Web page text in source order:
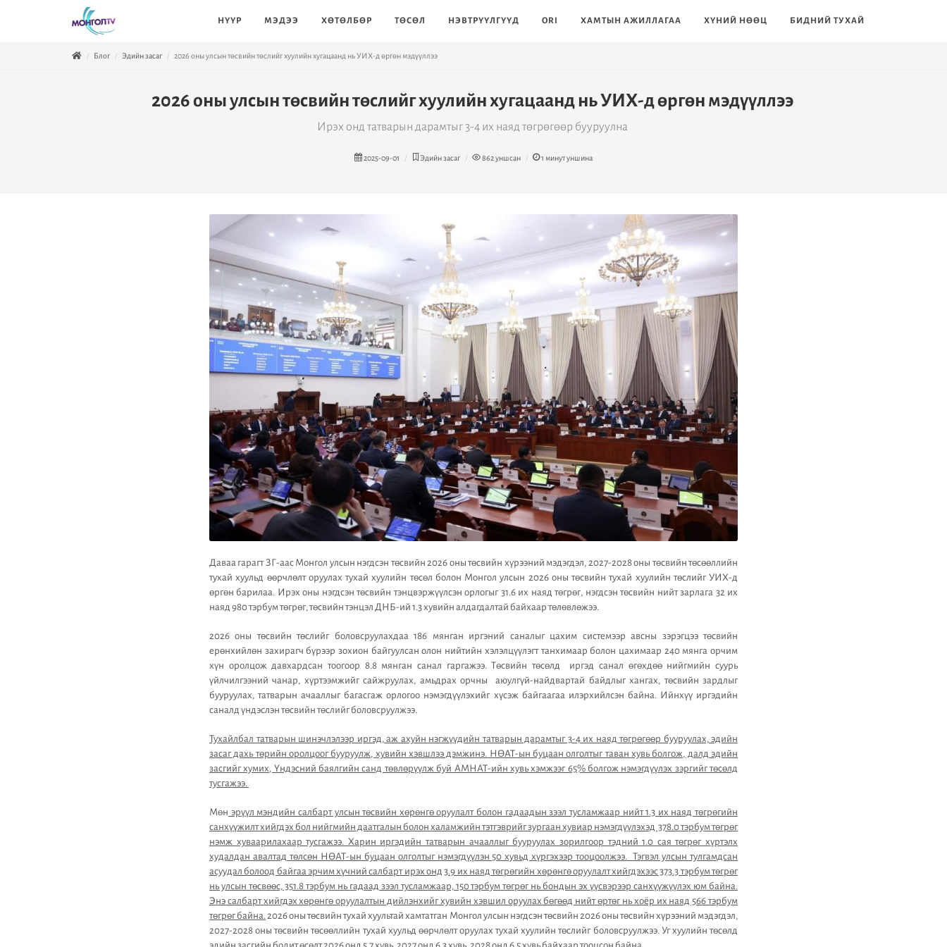
НҮҮР МЭДЭЭ ХӨТӨЛБӨР ТӨСӨЛ НЭВТРҮҮЛГҮҮД ORI ХАМТЫН АЖИЛЛАГАА ХҮНИЙ НӨӨЦ БИДНИЙ ТУХАЙ
Блог Эдийн засаг 2026 оны улсын төсвийн төслийг хуулийн хугацаанд нь УИХ-д өргөн мэдүүллээ
2026 оны улсын төсвийн төслийг хуулийн хугацаанд нь УИХ-д өргөн мэдүүллээ
Ирэх онд татварын дарамтыг 3-4 их наяд төгрөгөөр бууруулна
2025-09-01 Эдийн засаг 862уншсан 1 минут уншина
Даваа гарагт ЗГ-аас Монгол улсын нэгдсэн төсвийн 2026 оны төсвийн хүрээний мэдэгдэл, 2027-2028 оны төсвийн төсөөллийн
тухай хуульд өөрчлөлт оруулах тухай хуулийн төсөл болон Монгол улсын 2026 оны төсвийн тухай хуулийн төслийг УИХ-д
өргөн барилаа. Ирэх оны нэгдсэн төсвийн тэнцвэржүүлсэн орлогыг 31.6 их наяд төгрөг, нэгдсэн төсвийн нийт зарлага 32 их
наяд 980 тэрбум төгрөг, төсвийн тэнцэл ДНБ-ий 1.3 хувийн алдагдалтай байхаар төлөвлөжээ.
2026 оны төсвийн төслийг боловсруулахдаа 186 мянган иргэний саналыг цахим системээр авсны зэрэгцээ төсвийн
ерөнхийлөн захирагч бүрээр зохион байгуулсан олон нийтийн хэлэлцүүлэгт танхимаар болон цахимаар 240 мянга орчим
хүн оролцож давхардсан тоогоор 8.8 мянган санал гаргажээ. Төсвийн төсөлд иргэд санал өгөхдөө нийгмийн суурь
үйлчилгээний чанар, хүртээмжийг сайжруулах, амьдрах орчны аюулгүй-найдвартай байдлыг хангах, төсвийн зардлыг
бууруулах, татварын ачааллыг багасгаж орлогоо нэмэгдүүлэхийг хүсэж байгаагаа илэрхийлсэн байна. Ийнхүү иргэдийн
саналд үндэслэн төсвийн төслийг боловсруулжээ.
Тухайлбал татварын шинэчлэлээр иргэд, аж ахуйн нэгжүүдийн татварын дарамтыг 3-4 их наяд төгрөгөөр бууруулах, эдийн
засаг дахь төрийн оролцоог бууруулж, хувийн хэвшлээ дэмжинэ. НӨАТ-ын буцаан олголтыг таван хувь болгож, далд эдийн
засгийг хумих, Үндэсний баялгийн санд төвлөрүүлж буй АМНАТ-ийн хувь хэмжээг 65% болгож нэмэгдүүлэх зэргийг төсөлд
тусгажээ.
Мөн эрүүл мэндийн салбарт улсын төсвийн хөрөнгө оруулалт болон гадаадын зээл тусламжаар нийт 1.3 их наяд төгрөгийн
санхүүжилт хийгдэх бол нийгмийн даатгалын болон халамжийн тэтгэврийг зургаан хувиар нэмэгдүүлэхэд 378.0 тэрбум төгрөг
нэмж хуваарилахаар тусгажээ. Харин иргэдийн татварын ачааллыг бууруулах зорилгоор тэдний 1.0 сая төгрөг хүртэлх
худалдан авалтад төлсөн НӨАТ-ын буцаан олголтыг нэмэгдүүлэн 50 хувьд хүргэхээр тооцоолжээ. Тэгвэл улсын тулгамдсан
асуудал болоод байгаа эрчим хүчний салбарт ирэх онд 3.9 их наяд төгрөгийн хөрөнгө оруулалт хийгдэхээс 373.3 тэрбум төгрөг
нь улсын төсвөөс, 351.8 тэрбум нь гадаад зээл тусламжаар, 150 тэрбум төгрөг нь бондын эх үүсвэрээр санхүүжүүлэх юм байна.
Энэ салбарт хийгдэх хөрөнгө оруулалтын дийлэнхийг хувийн хэвшил оруулах бөгөөд нийт өртөг нь хоёр их наяд 566 тэрбум
төгрөг байна. 2026 оны төсвийн тухай хуультай хамтатган Монгол улсын нэгдсэн төсвийн 2026 оны төсвийн хүрээний мэдэгдэл,
2027-2028 оны төсвийн төсөөллийн тухай хуульд өөрчлөлт оруулах тухай хуулийн төслийг боловсруулжээ. Уг хуулийн төсөлд